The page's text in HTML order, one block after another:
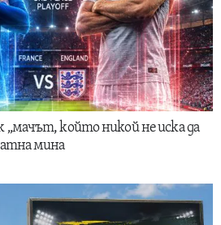
„мачът, който никой не иска да
мина